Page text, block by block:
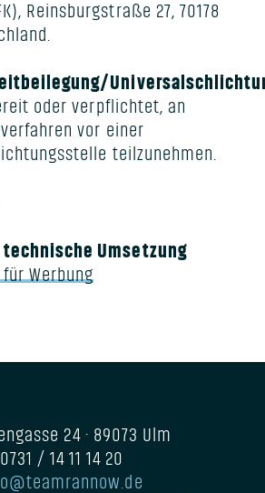
Reinsburgstraße 27, 70178
oder verpflichtet, an
vor einer
teilzunehmen.
Umsetzung
für Werbung
Impressum
24 · 89073 Ulm
0731 / 14 11 14 20
e
d
w
o
n
n
a
r
m
a
e
t
@
o